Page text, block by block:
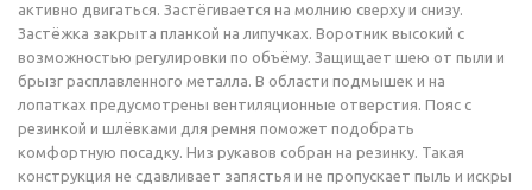
активно двигаться. Застёгивается на молнию сверху и снизу.
Застёжка закрыта планкой на липучках. Воротник высокий с
возможностью регулировки по объёму. Защищает шею от пыли и
брызг расплавленного металла. В области подмышек и на
лопатках предусмотрены вентиляционные отверстия. Пояс с
резинкой и шлёвками для ремня поможет подобрать
комфортную посадку. Низ рукавов собран на резинку. Такая
конструкция не сдавливает запястья и не пропускает пыль и искры